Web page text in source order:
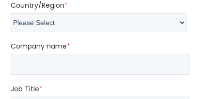
Country/Region*
Company name*
Job Title*